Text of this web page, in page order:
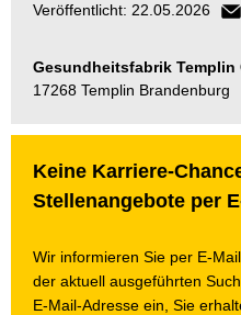
Veröffentlicht: 22.05.2026
Gesundheitsfabrik Templin
17268 Templin Brandenburg
Keine Karriere-
Stellenangebote per
Wir informieren Sie per E-
der aktuell ausgeführten
E-Mail-Adresse ein, Sie